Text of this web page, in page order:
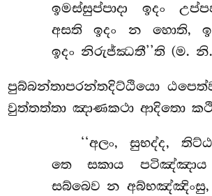
ඉමස්සුප්පාදා ඉදං
අසති ඉදං න හොති,
ඉදං නිරුජ්ඣතී’’ති (ම. නි.
පුබ්බන්තාපරන්තදිට්ඨියො
වුත්තත්තා ඤාණකථා ආදිතො
‘‘අලං, සුභද්ද,
තෙ සකාය
සබ්බෙව න අබ්භඤ්ඤිංසු,